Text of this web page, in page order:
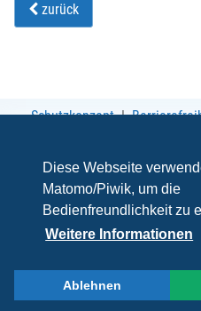
Diese Webseite
Matomo/Piwik, um die
Bedienfreundlichkeit zu
Weitere Informationen
Ablehnen
zurück
Schutzkonzept